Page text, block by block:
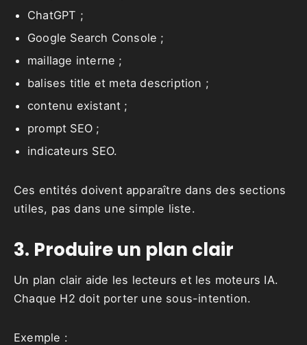
ChatGPT ;
Google Search Console ;
maillage interne ;
balises title et meta description ;
contenu existant ;
prompt SEO ;
indicateurs SEO.
Ces entités doivent apparaître dans des sections
utiles, pas dans une simple liste.
3. Produire un plan clair
Un plan clair aide les lecteurs et les moteurs IA.
Chaque H2 doit porter une sous-intention.
Exemple :